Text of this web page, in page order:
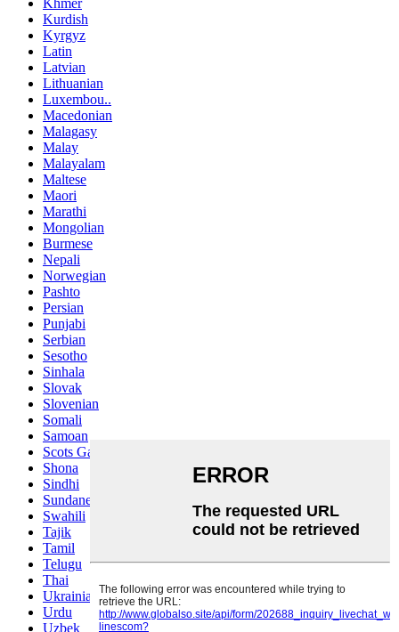
Khmer
Kurdish
Kyrgyz
Latin
Latvian
Lithuanian
Luxembou..
Macedonian
Malagasy
Malay
Malayalam
Maltese
Maori
Marathi
Mongolian
Burmese
Nepali
Norwegian
Pashto
Persian
Punjabi
Serbian
Sesotho
Sinhala
Slovak
Slovenian
Somali
Samoan
Scots Gaelic
Shona
Sindhi
Sundanese
Swahili
Tajik
Tamil
Telugu
Thai
Ukrainian
Urdu
Uzbek